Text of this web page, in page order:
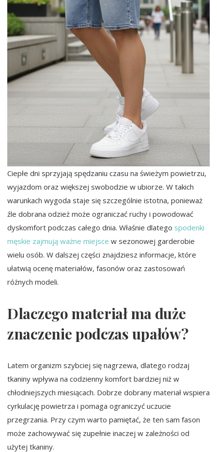
Ciepłe dni sprzyjają spędzaniu czasu na świeżym powietrzu,
wyjazdom oraz większej swobodzie w ubiorze. W takich
warunkach wygoda staje się szczególnie istotna, ponieważ
źle dobrana odzież może ograniczać ruchy i powodować
dyskomfort podczas całego dnia. Właśnie dlatego spodenki
męskie zajmują ważne miejsce w sezonowej garderobie
wielu osób. W dalszej części znajdziesz informacje, które
ułatwią ocenę materiałów, fasonów oraz zastosowań
różnych modeli.
Dlaczego materiał ma duże
znaczenie podczas upałów?
Latem organizm szybciej się nagrzewa, dlatego rodzaj
tkaniny wpływa na codzienny komfort bardziej niż w
chłodniejszych miesiącach. Dobrze dobrany materiał wspiera
cyrkulację powietrza i pomaga ograniczyć uczucie
przegrzania. Przy czym warto pamiętać, że ten sam fason
może zachowywać się zupełnie inaczej w zależności od
użytej tkaniny.